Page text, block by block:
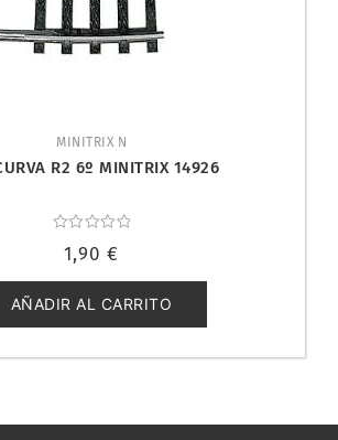
MINITRIX N
R2 6º MINITRIX 14926
con
de
5
1,90 €
AÑADIR AL CARRITO